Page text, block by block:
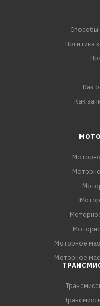
Способы
Политика
Как
Как
Моторное
Моторное